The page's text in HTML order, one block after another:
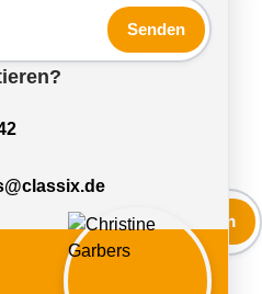
Senden
Senden